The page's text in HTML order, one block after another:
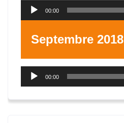
Lecteur
00:00
Septembre 2018
Lecteur
00:00